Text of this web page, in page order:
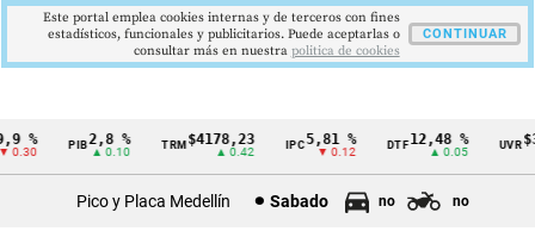
Cintillo
% PIB2,8 %
▲ 0.10
TRM$4178,23
▲ 0.42
5,81 %
▼ 0.12
DTF12,48 %
▲ 0.05
UVR
Pico y Placa Medellín Sabado no no
Este portal emplea cookies internas y de terceros con fines
estadísticos, funcionales y publicitarios. Puede aceptarlas o
consultar más en nuestra politica de cookies
CONTINUAR